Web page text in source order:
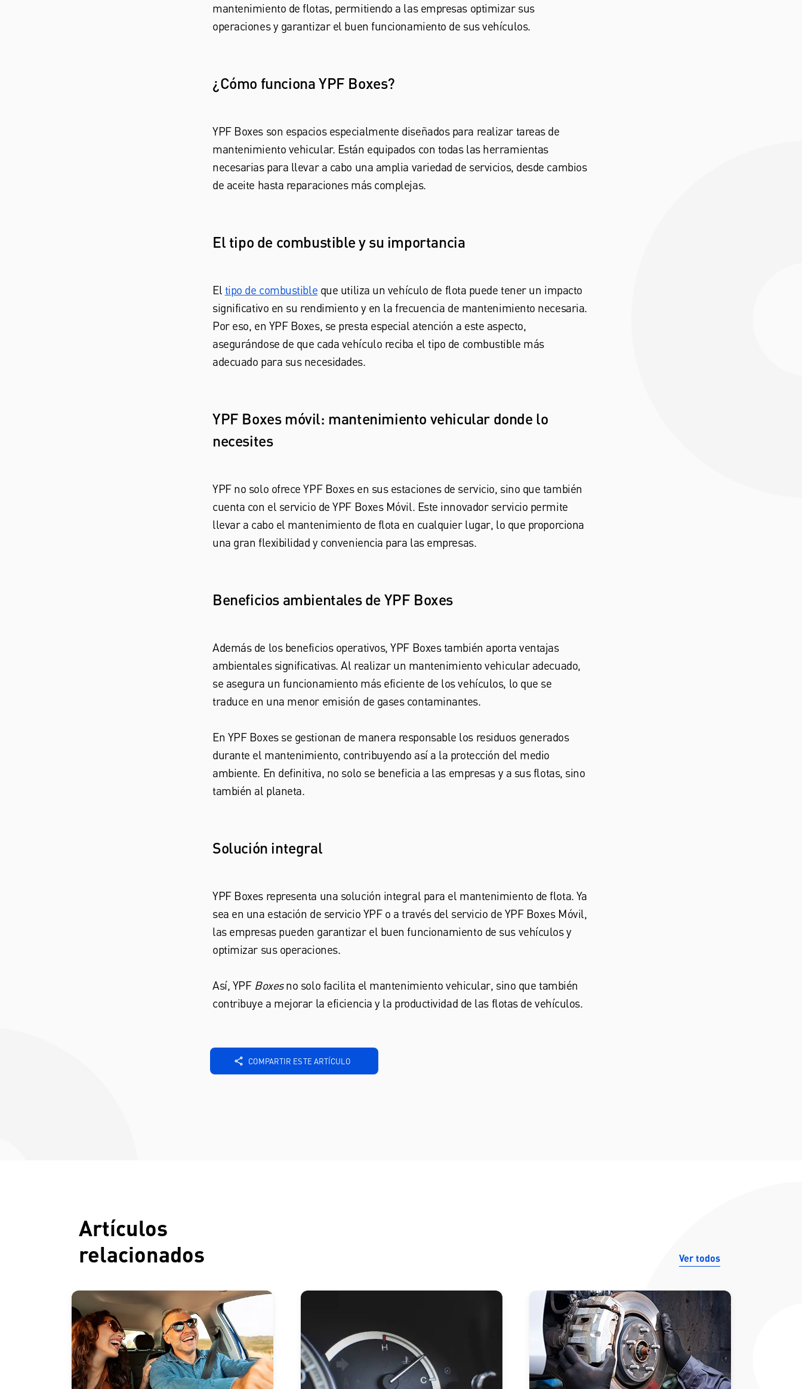
mantenimiento de flotas, permitiendo a las empresas optimizar sus
operaciones y garantizar el buen funcionamiento de sus vehículos.
¿Cómo funciona YPF Boxes?
YPF Boxes son espacios especialmente diseñados para realizar tareas de
mantenimiento vehicular. Están equipados con todas las herramientas
necesarias para llevar a cabo una amplia variedad de servicios, desde cambios
de aceite hasta reparaciones más complejas.
El tipo de combustible y su importancia
El tipo de combustible que utiliza un vehículo de flota puede tener un impacto
significativo en su rendimiento y en la frecuencia de mantenimiento necesaria.
Por eso, en YPF Boxes, se presta especial atención a este aspecto,
asegurándose de que cada vehículo reciba el tipo de combustible más
adecuado para sus necesidades.
YPF Boxes móvil: mantenimiento vehicular donde lo
necesites
YPF no solo ofrece YPF Boxes en sus estaciones de servicio, sino que también
cuenta con el servicio de YPF Boxes Móvil. Este innovador servicio permite
llevar a cabo el mantenimiento de flota en cualquier lugar, lo que proporciona
una gran flexibilidad y conveniencia para las empresas.
Beneficios ambientales de YPF Boxes
Además de los beneficios operativos, YPF Boxes también aporta ventajas
ambientales significativas. Al realizar un mantenimiento vehicular adecuado,
se asegura un funcionamiento más eficiente de los vehículos, lo que se
traduce en una menor emisión de gases contaminantes.
En YPF Boxes se gestionan de manera responsable los residuos generados
durante el mantenimiento, contribuyendo así a la protección del medio
ambiente. En definitiva, no solo se beneficia a las empresas y a sus flotas, sino
también al planeta.
Solución integral
YPF Boxes representa una solución integral para el mantenimiento de flota. Ya
sea en una estación de servicio YPF o a través del servicio de YPF Boxes Móvil,
las empresas pueden garantizar el buen funcionamiento de sus vehículos y
optimizar sus operaciones.
Así, YPF Boxesno solo facilita el mantenimiento vehicular, sino que también
contribuye a mejorar la eficiencia y la productividad de las flotas de vehículos.
COMPARTIR ESTE ARTÍCULO
Artículos
relacionados
Ver todos